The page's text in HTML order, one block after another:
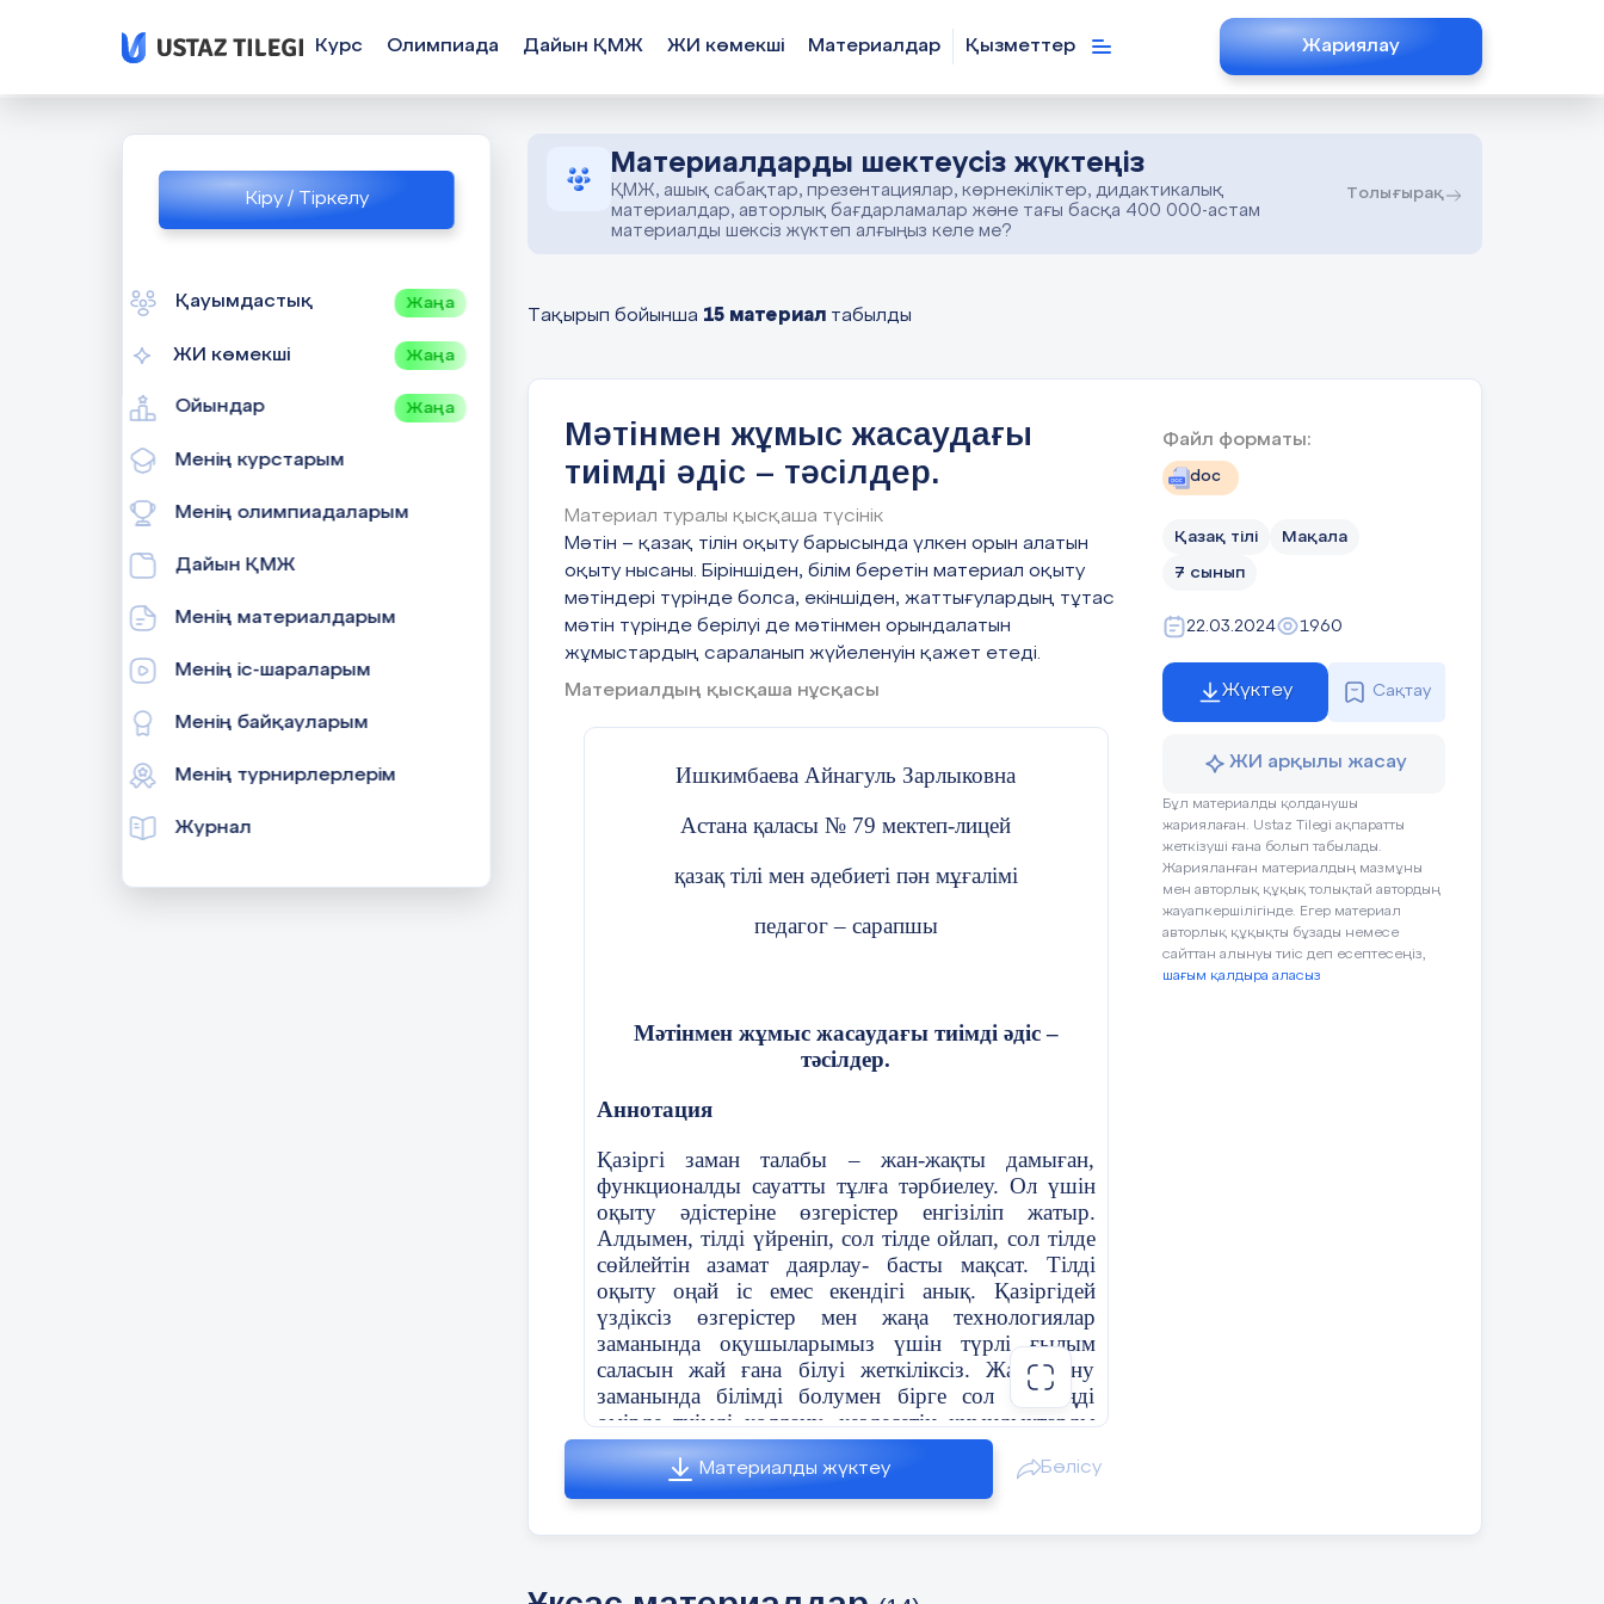
Кіру / Тіркелу
Қауымдастық Жаңа
ЖИ көмекші Жаңа
Ойындар Жаңа
Менің курстарым
Менің олимпиадаларым
Дайын ҚМЖ
Менің материалдарым
Менің іс-шараларым
Менің байқауларым
Менің турнирлерлерім
Журнал
Курс Олимпиада Дайын ҚМЖ ЖИ көмекші Материалдар Қызметтер Жариялау
Материалдарды шектеусіз жүктеңіз
ҚМЖ, ашық сабақтар, презентациялар, көрнекіліктер, дидактикалық
материалдар, авторлық бағдарламалар және тағы басқа 400 000-астам
материалды шексіз жүктеп алғыңыз келе ме?
Толығырақ
Тақырып бойынша 15 материал табылды
Мәтінмен жұмыс жасаудағы
тиімді әдіс – тәсілдер.
Материал туралы қысқаша түсінік
Мәтін – қазақ тілін оқыту барысында үлкен орын алатын
оқыту нысаны. Біріншіден, білім беретін материал оқыту
мәтіндері түрінде болса, екіншіден, жаттығулардың тұтас
мәтін түрінде берілуі де мәтінмен орындалатын
жұмыстардың сараланып жүйеленуін қажет етеді.
Материалдың қысқаша нұсқасы
Ишкимбаева Айнагуль Зарлыковна
Астана қаласы № 79 мектеп-лицей
қазақ тілі мен әдебиеті пән мұғалімі
педагог – сарапшы
Мәтінмен жұмыс жасаудағы тиімді әдіс –
тәсілдер.
Аннотация
Қазіргі заман талабы – жан-жақты дамыған,
функционалды сауатты тұлға тәрбиелеу. Ол үшін
оқыту әдістеріне өзгерістер енгізіліп жатыр.
Алдымен, тілді үйреніп, сол тілде ойлап, сол тілде
сөйлейтін азамат даярлау- басты мақсат. Тілді
оқыту оңай іс емес екендігі анық. Қазіргідей
үздіксіз өзгерістер мен жаңа технологиялар
заманында оқушыларымыз үшін түрлі ғылым
саласын жай ғана білуі жеткіліксіз. Жаһандану
заманында білімді болумен бірге сол біліміңді
өмірде тиімді қолдану, кездесетін қиындықтарды
анықтап, оларды шешудің жолдарын таба білу –
аса маңызды іс.Материалды жүктеу Бөлісу
Файл форматы:
doc
Қазақ тілі Мақала
7 сынып
22.03.2024 1960
Жүктеу Сақтау
ЖИ арқылы жасау
Бұл материалды қолданушы
жариялаған. Ustaz Tilegi ақпаратты
жеткізуші ғана болып табылады.
Жарияланған материалдың мазмұны
мен авторлық құқық толықтай автордың
жауапкершілігінде. Егер материал
авторлық құқықты бұзады немесе
сайттан алынуы тиіс деп есептесеңіз,
шағым қалдыра аласыз